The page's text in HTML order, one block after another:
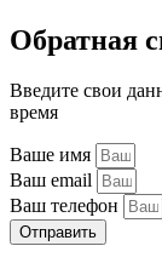
Обратная
Введите свои
время
Ваше имя
Ваш email
Ваш телефон
Отправить